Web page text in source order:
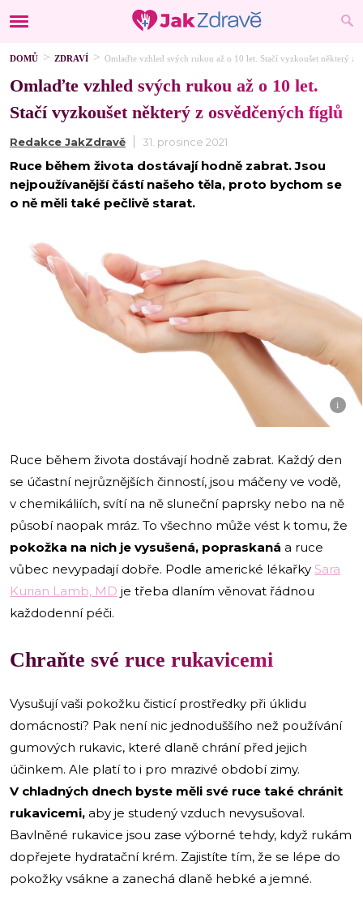
DOMŮ ZDRAVÍ Omlaďte vzhled svých rukou až o 10 let. Stačí vyzkoušet některý z
Omlaďte vzhled svých rukou až o 10 let.
Stačí vyzkoušet některý z osvědčených fíglů
Redakce JakZdravě 31. prosince 2021
Ruce během života dostávají hodně zabrat. Jsou
nejpoužívanější částí našeho těla, proto bychom se
o ně měli také pečlivě starat.
i
Ruce během života dostávají hodně zabrat. Každý den
se účastní nejrůznějších činností, jsou máčeny ve vodě,
v chemikáliích, svítí na ně sluneční paprsky nebo na ně
působí naopak mráz. To všechno může vést k tomu, že
pokožka na nich je vysušená, popraskaná a ruce
vůbec nevypadají dobře. Podle americké lékařky Sara
Kurian Lamb, MD je třeba dlaním věnovat řádnou
každodenní péči.
Chraňte své ruce rukavicemi
Vysušují vaši pokožku čisticí prostředky při úklidu
domácnosti? Pak není nic jednoduššího než používání
gumových rukavic, které dlaně chrání před jejich
účinkem. Ale platí to i pro mrazivé období zimy.
V chladných dnech byste měli své ruce také chránit
rukavicemi, aby je studený vzduch nevysušoval.
Bavlněné rukavice jsou zase výborné tehdy, když rukám
dopřejete hydratační krém. Zajistíte tím, že se lépe do
pokožky vsákne a zanechá dlaně hebké a jemné.